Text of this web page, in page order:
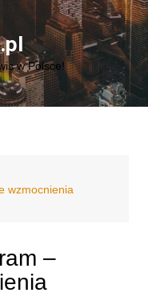
w Polsce!
wzmocnienia
–